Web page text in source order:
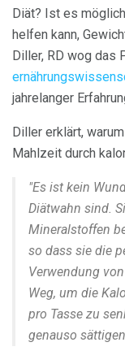
Diät? Ist es
helfen kann,
Diller, RD wog das
jahrelanger
Diller erklärt,
Mahlzeit durch
"Es ist kein
Diätwahn sind.
Mineralstoffen
so dass sie die
Verwendung
Weg, um die
pro Tasse zu
genauso